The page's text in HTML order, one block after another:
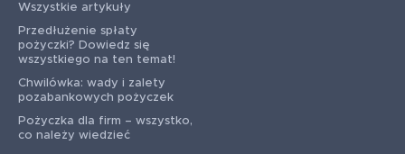
Wszystkie artykuły
Przedłużenie spłaty
pożyczki? Dowiedz się
wszystkiego na ten temat!
Chwilówka: wady i zalety
pozabankowych pożyczek
Pożyczka dla firm – wszystko,
co należy wiedzieć